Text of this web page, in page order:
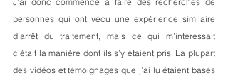
personnes qui ont vécu une expérience similaire
d’arrêt du traitement, mais ce qui m’intéressait
c’était la manière dont ils s’y étaient pris. La plupart
des vidéos et témoignages que j’ai lu étaient basés